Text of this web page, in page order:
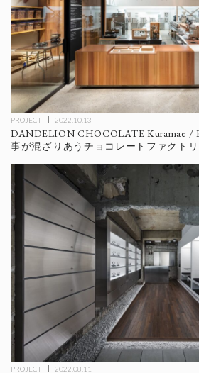
PROJECT 2022.10.13
DANDELION CHOCOLATE Kuramae /
事が混ざりあうチョコレートファクト
PROJECT 2022.08.11